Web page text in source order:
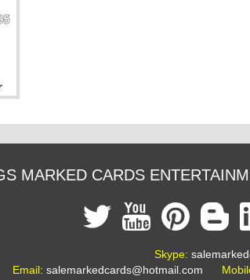
MARKED CARDS
Skype:
Email: salemarkedcards@hotmail.com